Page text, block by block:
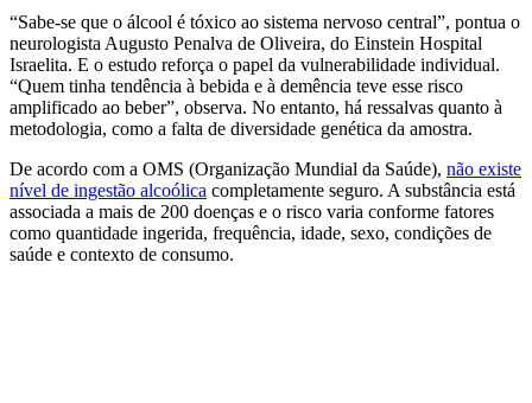
“Sabe-se que o álcool é tóxico ao sistema nervoso central”, pontua o
neurologista Augusto Penalva de Oliveira, do Einstein Hospital
Israelita. E o estudo reforça o papel da vulnerabilidade individual.
“Quem tinha tendência à bebida e à demência teve esse risco
amplificado ao beber”, observa. No entanto, há ressalvas quanto à
metodologia, como a falta de diversidade genética da amostra.
De acordo com a OMS (Organização Mundial da Saúde), não existe
nível de ingestão alcoólica completamente seguro. A substância está
associada a mais de 200 doenças e o risco varia conforme fatores
como quantidade ingerida, frequência, idade, sexo, condições de
saúde e contexto de consumo.